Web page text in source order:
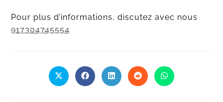
Pour plus d’informations, discutez avec nous
917304745554